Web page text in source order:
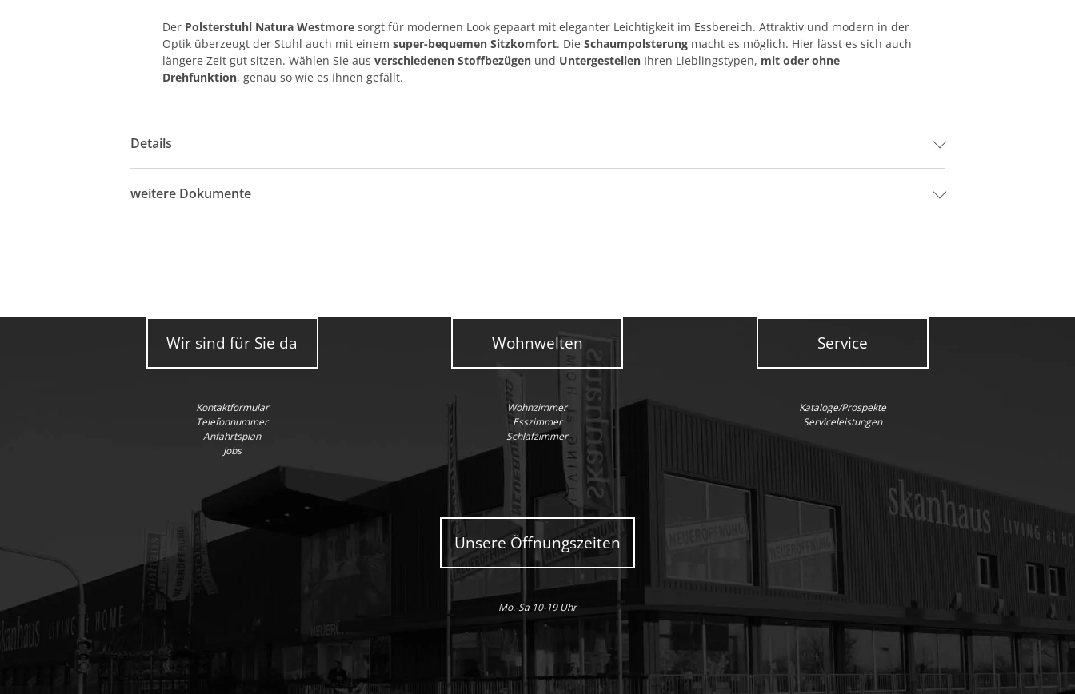
Der Polsterstuhl Natura Westmoresorgt für modernen Look gepaart mit eleganter Leichtigkeit im Essbereich. Attraktiv und modern in der
Optik überzeugt der Stuhl auch mit einemsuper-bequemen Sitzkomfort. DieSchaumpolsterung macht es möglich. Hier lässt es sich auch
längere Zeit gut sitzen. Wählen Sie ausverschiedenen Stoffbezügen und Untergestellen Ihren Lieblingstypen, mit oder ohne
Drehfunktion, genau so wie es Ihnen gefällt.
Details
weitere Dokumente
Wir sind für Sie da
Kontaktformular
Telefonnummer
Anfahrtsplan
Jobs
Wohnwelten
Wohnzimmer
Esszimmer
Schlafzimmer
Service
Kataloge/Prospekte
Serviceleistungen
Unsere Öffnungszeiten
Mo.-Sa 10-19 Uhr